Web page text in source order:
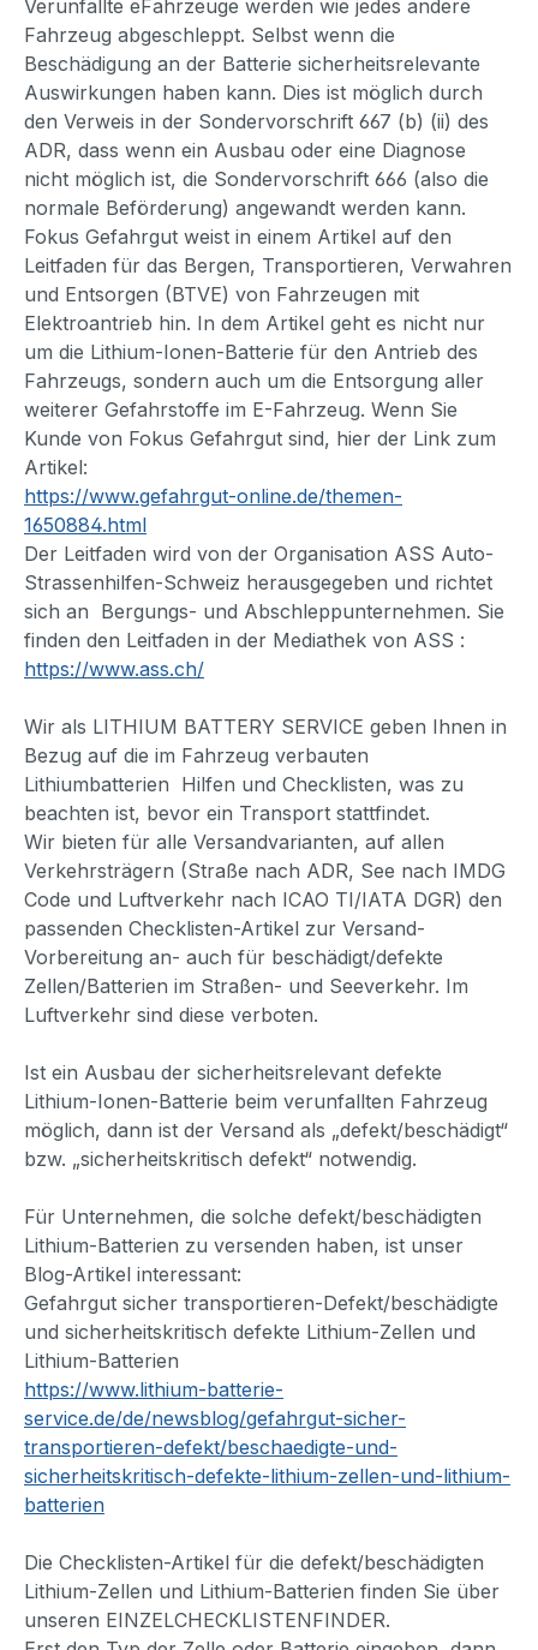
Verunfallte eFahrzeuge werden wie jedes andere
Fahrzeug abgeschleppt. Selbst wenn die
Beschädigung an der Batterie sicherheitsrelevante
Auswirkungen haben kann. Dies ist möglich durch
den Verweis in der Sondervorschrift 667 (b) (ii) des
ADR, dass wenn ein Ausbau oder eine Diagnose
nicht möglich ist, die Sondervorschrift 666 (also die
normale Beförderung) angewandt werden kann.
Fokus Gefahrgut weist in einem Artikel auf den
Leitfaden für das Bergen, Transportieren, Verwahren
und Entsorgen (BTVE) von Fahrzeugen mit
Elektroantrieb hin. In dem Artikel geht es nicht nur
um die Lithium-Ionen-Batterie für den Antrieb des
Fahrzeugs, sondern auch um die Entsorgung aller
weiterer Gefahrstoffe im E-Fahrzeug. Wenn Sie
Kunde von Fokus Gefahrgut sind, hier der Link zum
Artikel:
https://www.gefahrgut-online.de/themen-
1650884.html
Der Leitfaden wird von der Organisation ASS Auto-
Strassenhilfen-Schweiz herausgegeben und richtet
sich an Bergungs- und Abschleppunternehmen. Sie
finden den Leitfaden in der Mediathek von ASS :
https://www.ass.ch/
Wir als LITHIUM BATTERY SERVICE geben Ihnen in
Bezug auf die im Fahrzeug verbauten
Lithiumbatterien Hilfen und Checklisten, was zu
beachten ist, bevor ein Transport stattfindet.
Wir bieten für alle Versandvarianten, auf allen
Verkehrsträgern (Straße nach ADR, See nach IMDG
Code und Luftverkehr nach ICAO TI/IATA DGR) den
passenden Checklisten-Artikel zur Versand-
Vorbereitung an- auch für beschädigt/defekte
Zellen/Batterien im Straßen- und Seeverkehr. Im
Luftverkehr sind diese verboten.
Ist ein Ausbau der sicherheitsrelevant defekte
Lithium-Ionen-Batterie beim verunfallten Fahrzeug
möglich, dann ist der Versand als „defekt/beschädigt“
bzw. „sicherheitskritisch defekt“ notwendig.
Für Unternehmen, die solche defekt/beschädigten
Lithium-Batterien zu versenden haben, ist unser
Blog-Artikel interessant:
Gefahrgut sicher transportieren-Defekt/beschädigte
und sicherheitskritisch defekte Lithium-Zellen und
Lithium-Batterien
https://www.lithium-batterie-
service.de/de/newsblog/gefahrgut-sicher-
transportieren-defekt/beschaedigte-und-
sicherheitskritisch-defekte-lithium-zellen-und-lithium-
batterien
Die Checklisten-Artikel für die defekt/beschädigten
Lithium-Zellen und Lithium-Batterien finden Sie über
unseren EINZELCHECKLISTENFINDER.